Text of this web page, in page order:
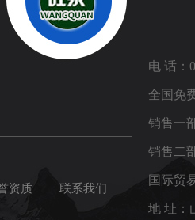
资质 联系我们
电 话：
全国免
销售一
销售二
国际贸
地 址：